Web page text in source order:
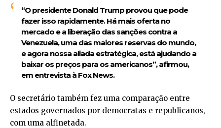
“O presidente Donald Trump provou que pode
fazer isso rapidamente. Há mais oferta no
mercado e a liberação das sanções contra a
Venezuela, uma das maiores reservas do mundo,
e agora nossa aliada estratégica, está ajudando a
baixar os preços para os americanos”, afirmou,
em entrevista à Fox News.
O secretário também fez uma comparação entre
estados governados por democratas e republicanos,
com uma alfinetada.